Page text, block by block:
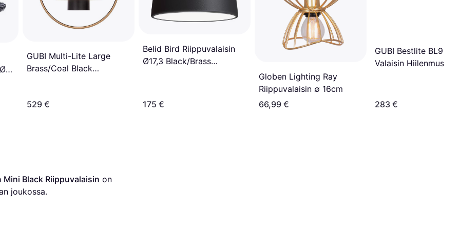
GUBI Multi-Lite Large
Brass/Coal Black
529 €
Belid Bird Riippuvalaisin
Ø17,3 Black/Brass
175 €
Globen Lighting Ray
Riippuvalaisin ∅ 16cm
66,99 €
GUBI Bestlite BL9M
Valaisin Hiilenmusta
283 €
Black Riippuvalaisin
joukossa.